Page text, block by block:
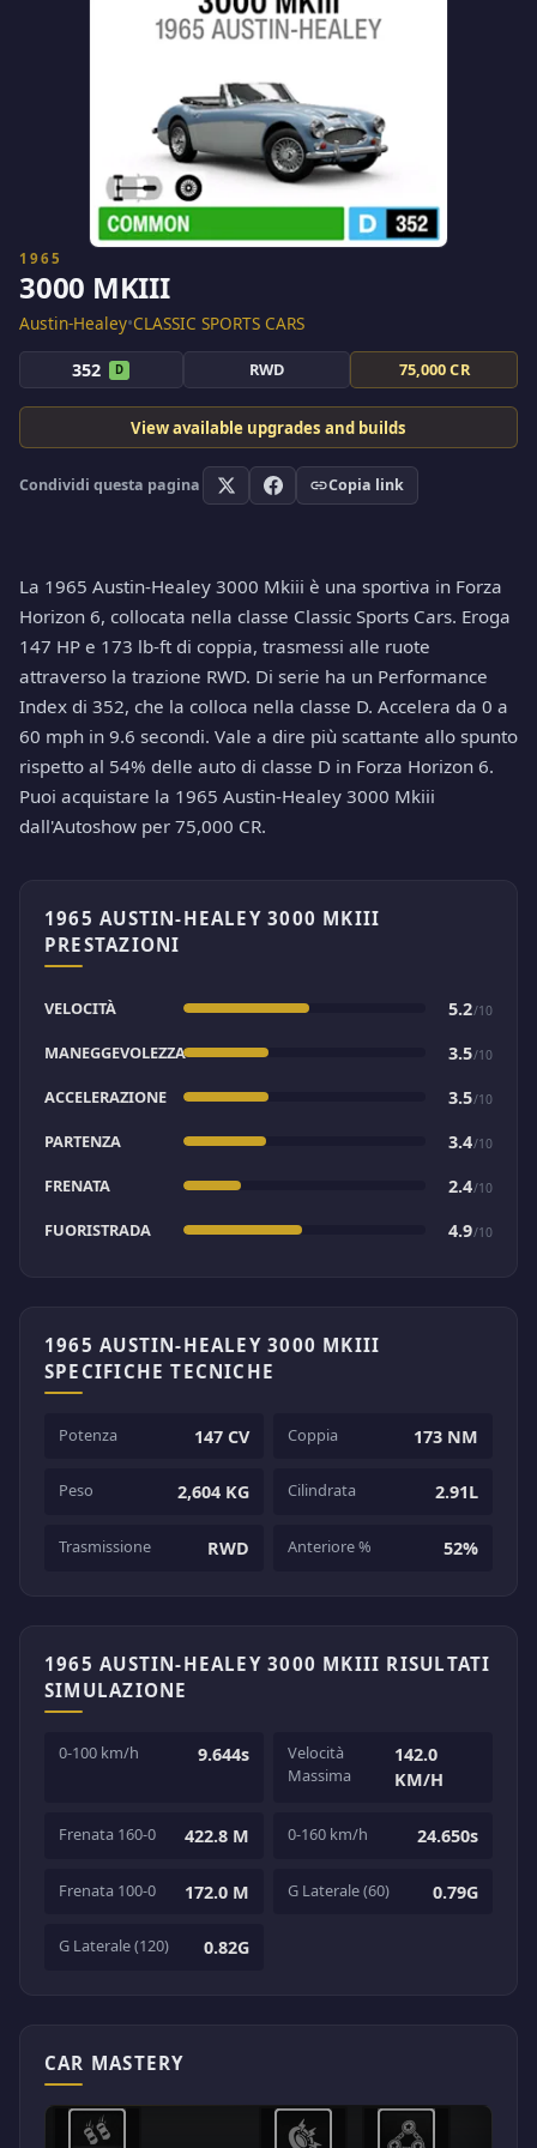
1965
3000 MKIII
Austin-Healey•CLASSIC SPORTS CARS
352 D RWD 75,000 CR
View available upgrades and builds
Condividi questa pagina Copia link
La 1965 Austin-Healey 3000 Mkiii è una sportiva in Forza
Horizon 6, collocata nella classe Classic Sports Cars. Eroga
147 HP e 173 lb-ft di coppia, trasmessi alle ruote
attraverso la trazione RWD. Di serie ha un Performance
Index di 352, che la colloca nella classe D. Accelera da 0 a
60 mph in 9.6 secondi. Vale a dire più scattante allo spunto
rispetto al 54% delle auto di classe D in Forza Horizon 6.
Puoi acquistare la 1965 Austin-Healey 3000 Mkiii
dall'Autoshow per 75,000 CR.
1965 AUSTIN-HEALEY 3000 MKIII
PRESTAZIONI
VELOCITÀ 5.2/10
MANEGGEVOLEZZA 3.5/10
ACCELERAZIONE 3.5/10
PARTENZA 3.4/10
FRENATA 2.4/10
FUORISTRADA 4.9/10
1965 AUSTIN-HEALEY 3000 MKIII
SPECIFICHE TECNICHE
Potenza 147 CV Coppia 173 NM
Peso 2,604 KG Cilindrata 2.91L
Trasmissione RWD Anteriore % 52%
1965 AUSTIN-HEALEY 3000 MKIII RISULTATI
SIMULAZIONE
0-100 km/h 9.644s
Velocità
Massima
142.0
KM/H
Frenata 160-0 422.8 M 0-160 km/h 24.650s
Frenata 100-0 172.0 M G Laterale (60) 0.79G
G Laterale (120) 0.82G
CAR MASTERY